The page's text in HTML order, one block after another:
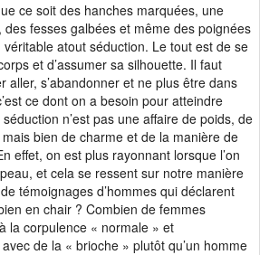
ce soit des hanches marquées, une
fesses galbées et même des poignées
véritable atout séduction. Le tout est de se
et d’assumer sa silhouette. Il faut
aller, s’abandonner et ne plus être dans
ce dont on a besoin pour atteindre
n’est pas une affaire de poids, de
bien de charme et de la manière de
effet, on est plus rayonnant lorsque l’on
et cela se ressent sur notre manière
témoignages d’hommes qui déclarent
en chair ? Combien de femmes
la corpulence « normale » et
de la « brioche » plutôt qu’un homme